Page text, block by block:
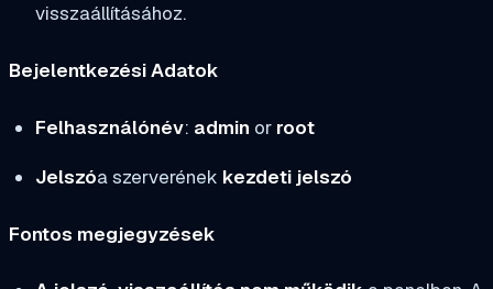
visszaállításához.
Bejelentkezési Adatok
Felhasználónév: admin or root
Jelszóa szerverének kezdeti jelszó
Fontos megjegyzések